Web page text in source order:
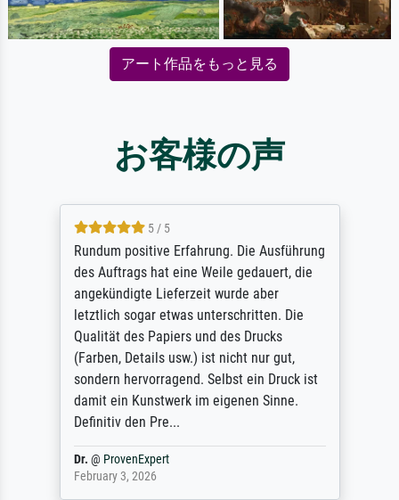
アート作品をもっと見る
お客様の声
5 / 5
Rundum positive Erfahrung. Die Ausführung
des Auftrags hat eine Weile gedauert, die
angekündigte Lieferzeit wurde aber
letztlich sogar etwas unterschritten. Die
Qualität des Papiers und des Drucks
(Farben, Details usw.) ist nicht nur gut,
sondern hervorragend. Selbst ein Druck ist
damit ein Kunstwerk im eigenen Sinne.
Definitiv den Pre...
Dr. @ ProvenExpert
February 3, 2026